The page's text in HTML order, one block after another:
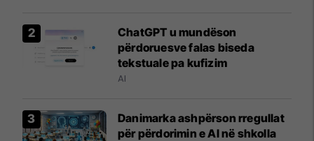
ChatGPT u mundëson
përdoruesve falas biseda
tekstuale pa kufizim
AI
Danimarka ashpërson rregullat
për përdorimin e Al në shkolla